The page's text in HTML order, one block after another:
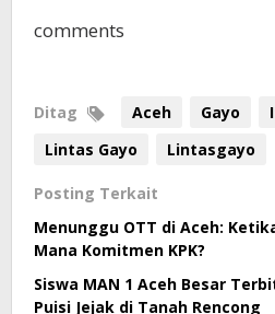
comments
Ditag Aceh Gayo
Lintas Gayo
Lintasgayo
Posting Terkait
Menunggu OTT di Aceh:
Mana Komitmen KPK?
Siswa MAN 1 Aceh Besar
Puisi Jejak di Tanah Rencong